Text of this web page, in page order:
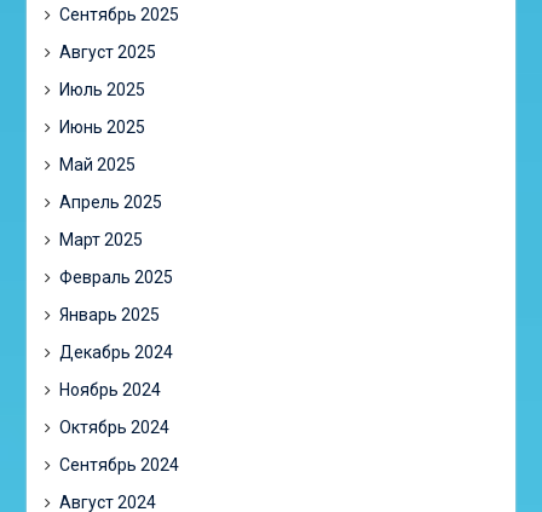
Сентябрь 2025
Август 2025
Июль 2025
Июнь 2025
Май 2025
Апрель 2025
Март 2025
Февраль 2025
Январь 2025
Декабрь 2024
Ноябрь 2024
Октябрь 2024
Сентябрь 2024
Август 2024